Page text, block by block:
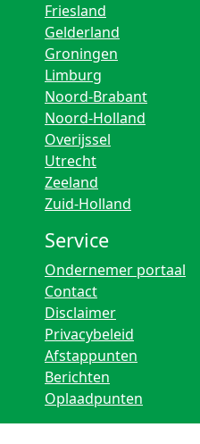
Friesland
Gelderland
Groningen
Limburg
Noord-Brabant
Noord-Holland
Overijssel
Utrecht
Zeeland
Zuid-Holland
Service
Ondernemer portaal
Contact
Disclaimer
Privacybeleid
Afstappunten
Berichten
Oplaadpunten